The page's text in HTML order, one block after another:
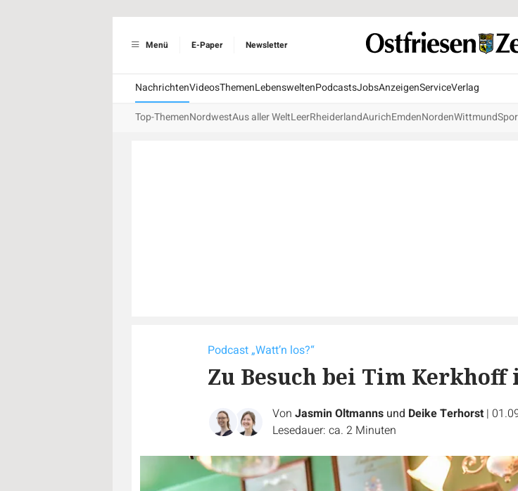
Menü E-Paper Newsletter
NachrichtenVideosThemenLebensweltenPodcastsJobsAnzeigenServiceVerlag
Top-ThemenNordwestAus aller WeltLeerRheiderlandAurichEmdenNordenWittmund
Podcast „Watt’n los?“
Zu Besuch bei Tim Kerkhoff
Von Jasmin Oltmanns und Deike Terhorst |
Lesedauer: ca. 2 Minuten